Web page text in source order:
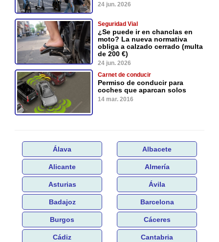
24 jun. 2026
Seguridad Vial
¿Se puede ir en chanclas en
moto? La nueva normativa
obliga a calzado cerrado (multa
de 200 €)
24 jun. 2026
Carnet de conducir
Permiso de conducir para
coches que aparcan solos
14 mar. 2016
Álava Albacete
Alicante Almería
Asturias Ávila
Badajoz Barcelona
Burgos Cáceres
Cádiz Cantabria